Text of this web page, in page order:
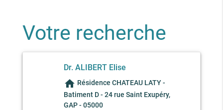
Votre recherche
Dr. ALIBERT Elise
home Résidence CHATEAU LATY -
Batiment D - 24 rue Saint Exupéry,
GAP - 05000